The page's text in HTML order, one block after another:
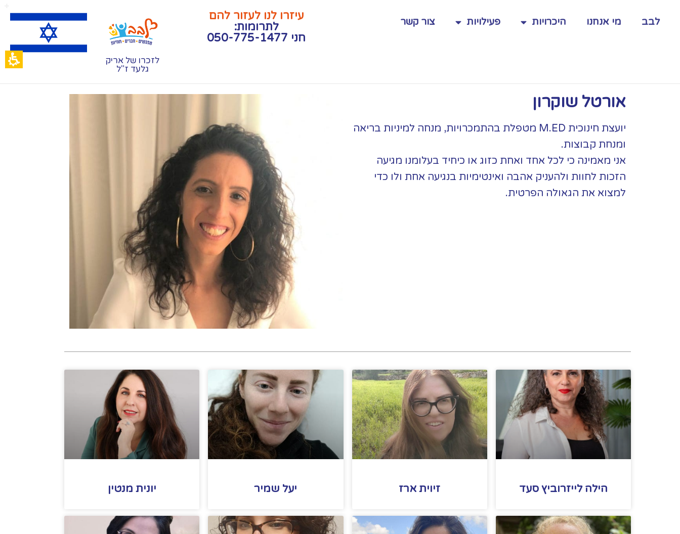
סמואללבב מי אנחנו היכרויות פעילויות צור קשר
עיזרו לנו לעזור להם
לתרומות:
חני 050-775-1477
לזכרו של אריק
גלעד ז"ל
אורטל שוקרון
יועצת חינוכית M.ED מטפלת בהתמכרויות, מנחה למיניות בריאה
ומנחת קבוצות.
אני מאמינה כי לכל אחד ואחת כזוג או כיחיד בעלומנו מגיעה
הזכות לחוות ולהעניק אהבה ואינטימיות בנגיעה אחת ולו כדי
למצוא את הגאולה הפרטית.
הילה לייזרוביץ סעד זיוית ארז יעל שמיר יונית מנטין